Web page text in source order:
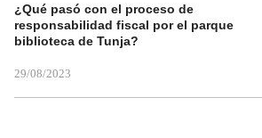
¿Qué pasó con el proceso de
responsabilidad fiscal por el parque
biblioteca de Tunja?
29/08/2023